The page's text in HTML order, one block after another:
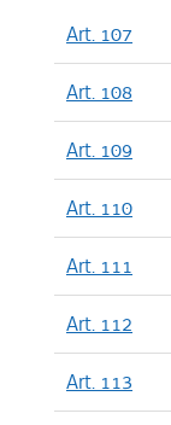
Art. 107
Art. 108
Art. 109
Art. 110
Art. 111
Art. 112
Art. 113